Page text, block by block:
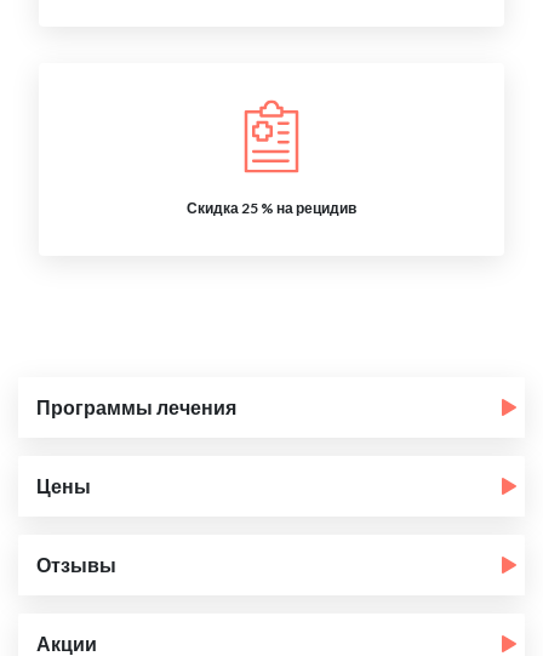
Скидка 25 % на рецидив
Программы лечения
Цены
Отзывы
Акции